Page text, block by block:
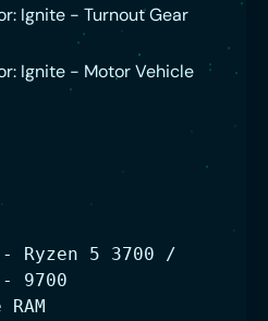
Ignite - Turnout Gear
Ignite - Motor Vehicle
- Ryzen 5 3700 /
9700